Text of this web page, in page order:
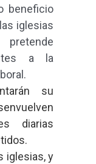
beneficio
iglesias
a la
su
diarias
iglesias, y